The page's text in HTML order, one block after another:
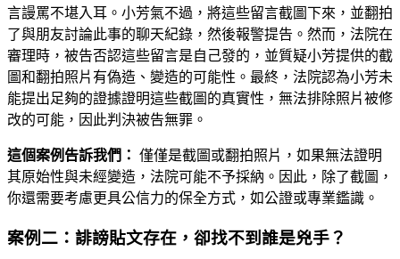
言謾罵不堪入耳。小芳氣不過，將這些留言截圖下來，並翻拍
了與朋友討論此事的聊天紀錄，然後報警提告。然而，法院在
審理時，被告否認這些留言是自己發的，並質疑小芳提供的截
圖和翻拍照片有偽造、變造的可能性。最終，法院認為小芳未
能提出足夠的證據證明這些截圖的真實性，無法排除照片被修
改的可能，因此判決被告無罪。
這個案例告訴我們： 僅僅是截圖或翻拍照片，如果無法證明
其原始性與未經變造，法院可能不予採納。因此，除了截圖，
你還需要考慮更具公信力的保全方式，如公證或專業鑑識。
案例二：誹謗貼文存在，卻找不到誰是兇手？